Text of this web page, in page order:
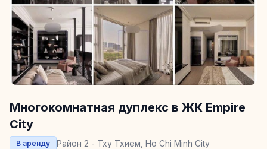
Многокомнатная дуплекс в ЖК Empire
City
В аренду Район 2 - Тху Тхием, Ho Chi Minh City